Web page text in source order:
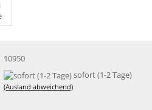
10950
sofort (1-2 Tage)
(Ausland abweichend)